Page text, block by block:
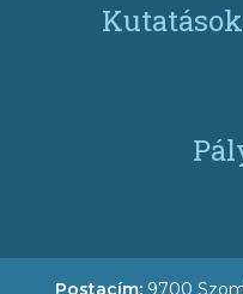
Postacím: 9700